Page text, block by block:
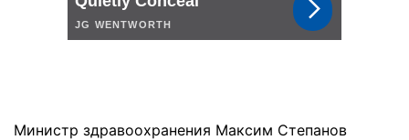
Министр здравоохранения Максим Степанов